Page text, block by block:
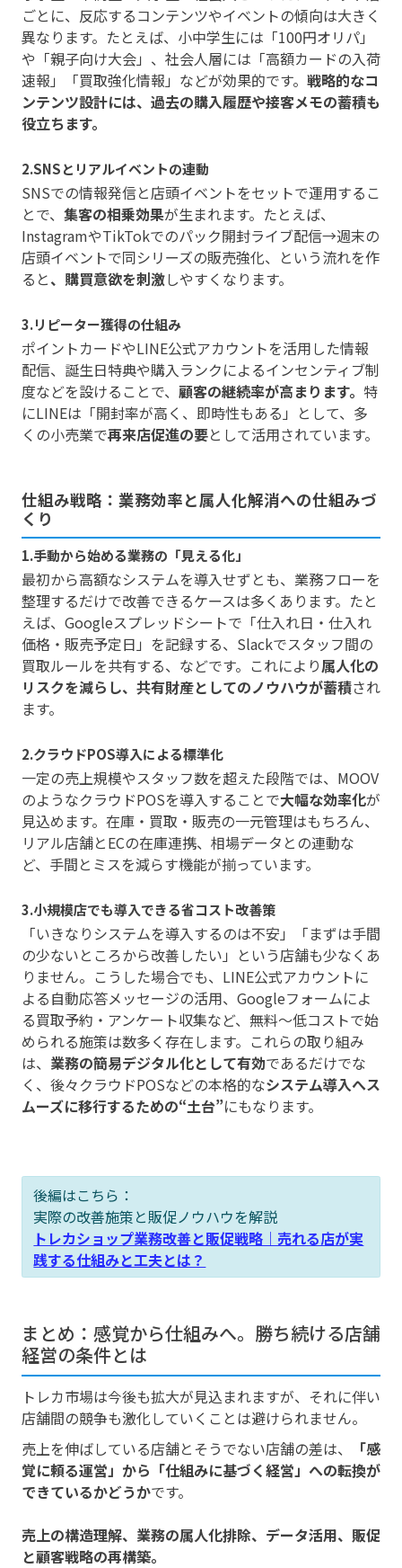
ごとに、反応するコンテンツやイベントの傾向は大きく
異なります。たとえば、小中学生には「100円オリパ」
や「親子向け大会」、社会人層には「高額カードの入荷
速報」「買取強化情報」などが効果的です。 戦略的なコ
ンテンツ設計には、過去の購入履歴や接客メモの蓄積も
役立ちます。
2.SNSとリアルイベントの連動
SNSでの情報発信と店頭イベントをセットで運用するこ
とで、 集客の相乗効果が生まれます。たとえば、
InstagramやTikTokでのパック開封ライブ配信→週末の
店頭イベントで同シリーズの販売強化、という流れを作
ると、購買意欲を刺激しやすくなります。
3.リピーター獲得の仕組み
ポイントカードやLINE公式アカウントを活用した情報
配信、誕生日特典や購入ランクによるインセンティブ制
度などを設けることで、 顧客の継続率が高まります。 特
にLINEは「開封率が高く、即時性もある」として、多
くの小売業で再来店促進の要として活用されています。
仕組み戦略：業務効率と属人化解消への仕組みづ
くり
1.手動から始める業務の「見える化」
最初から高額なシステムを導入せずとも、業務フローを
整理するだけで改善できるケースは多くあります。たと
えば、Googleスプレッドシートで「仕入れ日・仕入れ
価格・販売予定日」を記録する、Slackでスタッフ間の
買取ルールを共有する、などです。これにより属人化の
リスクを減らし、共有財産としてのノウハウが蓄積され
ます。
2.クラウドPOS導入による標準化
一定の売上規模やスタッフ数を超えた段階では、MOOV
のようなクラウドPOSを導入することで大幅な効率化が
見込めます。在庫・買取・販売の一元管理はもちろん、
リアル店舗とECの在庫連携、相場データとの連動な
ど、手間とミスを減らす機能が揃っています。
3.小規模店でも導入できる省コスト改善策
「いきなりシステムを導入するのは不安」「まずは手間
の少ないところから改善したい」という店舗も少なくあ
りません。こうした場合でも、LINE公式アカウントに
よる自動応答メッセージの活用、Googleフォームによ
る買取予約・アンケート収集など、無料〜低コストで始
められる施策は数多く存在します。これらの取り組み
は、 業務の簡易デジタル化として有効であるだけでな
く、後々クラウドPOSなどの本格的なシステム導入へス
ムーズに移行するための“土台”にもなります。
後編はこちら：
実際の改善施策と販促ノウハウを解説
トレカショップ業務改善と販促戦略｜売れる店が実
践する仕組みと工夫とは？
まとめ：感覚から仕組みへ。勝ち続ける店舗
経営の条件とは
トレカ市場は今後も拡大が見込まれますが、それに伴い
店舗間の競争も激化していくことは避けられません。
売上を伸ばしている店舗とそうでない店舗の差は、
「感
覚に頼る運営」から「仕組みに基づく経営」への転換が
できているかどうかです。
売上の構造理解、業務の属人化排除、データ活用、販促
と顧客戦略の再構築。